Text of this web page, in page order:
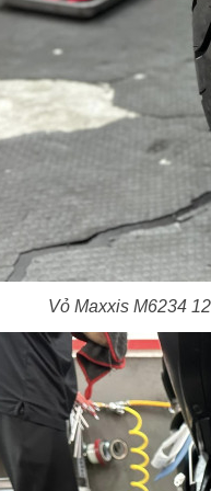
Vỏ Maxxis M6234